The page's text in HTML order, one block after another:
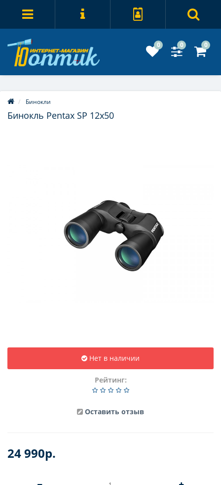
0 0 0
Бинокли
Бинокль Pentax SP 12x50
Нет в наличии
Рейтинг:
Оставить отзыв
24 990р.